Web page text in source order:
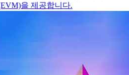
을 제공합니다.